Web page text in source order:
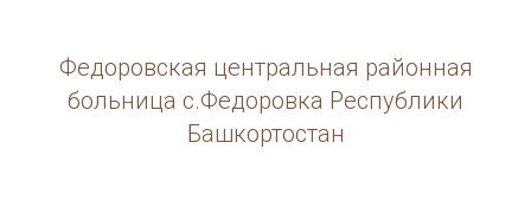
Федоровская центральная районная
больница с.Федоровка Республики
Башкортостан